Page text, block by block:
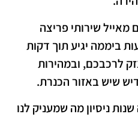
מאייל שירותי פריצה
סביב השעון 24 שעות ביממה יגיע תוך דקות
לרכבכם, ובמהירות
שיש באזור הכנרת.
ניסיון מה שמעניק לנו